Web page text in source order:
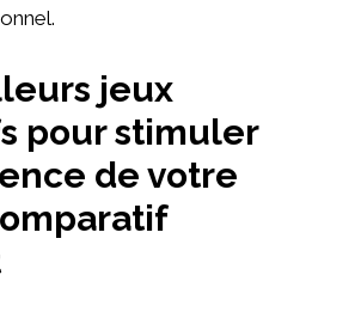
jeux
pour stimuler
de votre